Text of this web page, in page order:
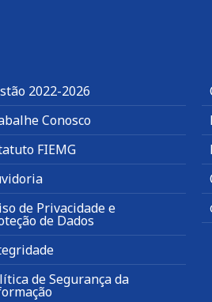
2022-2026
Conosco
FIEMG
de Privacidade e
de Dados
de Segurança da